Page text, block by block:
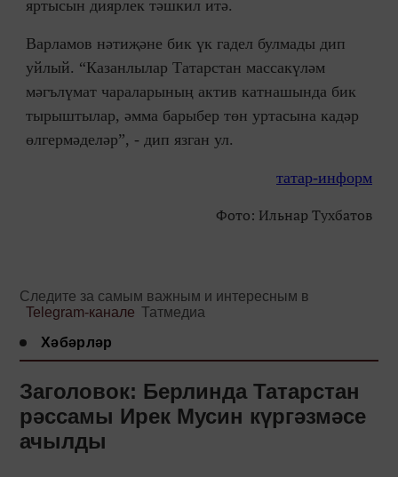
яртысын диярлек тәшкил итә.
Варламов нәтиҗәне бик үк гадел булмады дип
уйлый. “Казанлылар Татарстан массакүләм
мәгълүмат чараларының актив катнашында бик
тырыштылар, әмма барыбер төн уртасына кадәр
өлгермәделәр”, - дип язган ул.
татар-информ
Фото: Ильнар Тухбатов
Следите за самым важным и интересным в
Telegram-канале Татмедиа
Хәбәрләр
Заголовок: Берлинда Татарстан
рәссамы Ирек Мусин күргәзмәсе
ачылды